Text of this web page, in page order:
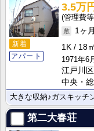
新着
アパート
3.5万
1ヶ月
1K
18㎡
1971年6
江戸川
中央・
大きな収納♪ガスキッチ
第二大春荘